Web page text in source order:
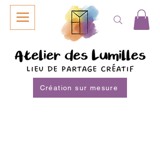
Création sur mesure